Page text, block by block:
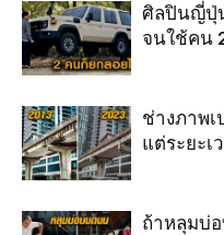
ศิลปินญี่ปุ่น
จนใช้คน
ช่างภาพ
แต่ระยะเ
ถ้าหลุมบ่